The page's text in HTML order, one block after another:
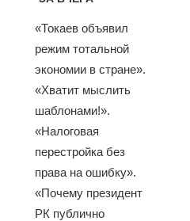
«Токаев объявил
режим тотальной
экономии в стране».
«Хватит мыслить
шаблонами!».
«Налоговая
перестройка без
права на ошибку».
«Почему президент
РК публично